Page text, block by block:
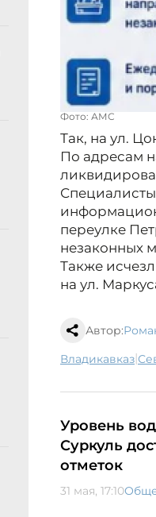
Фото: АМС
Так, на ул.
По адресам
переулке
незаконных
Также
на ул.
Автор:
Владикавказ|
Уровень
Суркуль
отметок
31 мая, 17:10